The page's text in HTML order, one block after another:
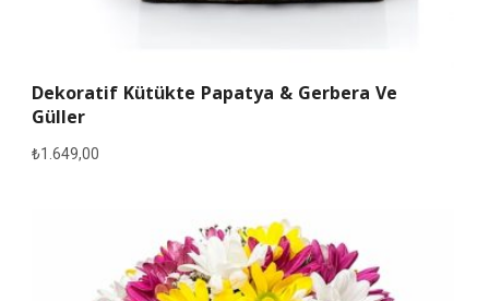
Dekoratif Kütükte Papatya & Gerbera Ve
Güller
₺1.649,00